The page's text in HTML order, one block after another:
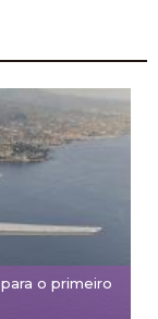
o primeiro